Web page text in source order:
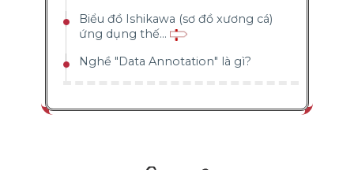
Biểu đồ Ishikawa (sơ đồ xương cá)
ứng dụng thế...
Nghề "Data Annotation" là gì?